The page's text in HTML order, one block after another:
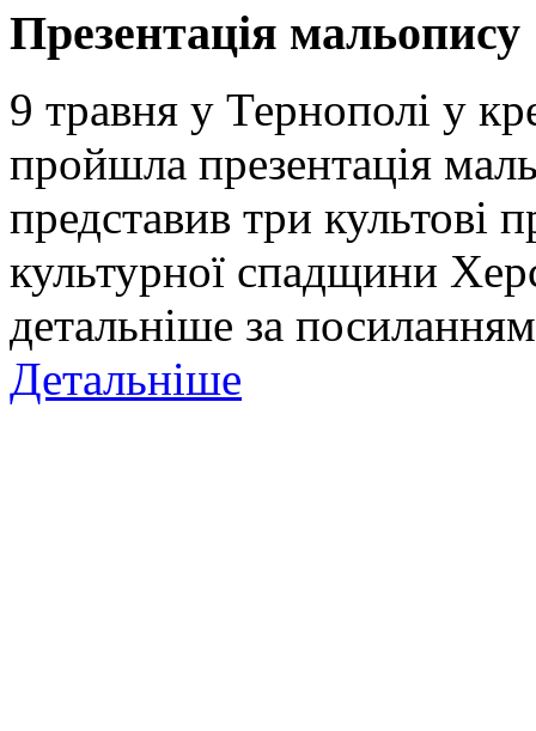
Презентація
9 травня у Тернополі у
пройшла презентація
представив три культові
культурної спадщини
детальніше за
Детальніше